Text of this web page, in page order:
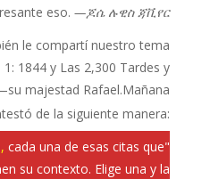
eso.—ጆሴ ሉዊስ ጃቪየር
le compartí nuestro tema:
1844 y Las 2,300 Tardes y
Mañana
.
majestad Rafael
de la siguiente manera:
"
, cada una de esas citas que
su contexto. Elige una y la